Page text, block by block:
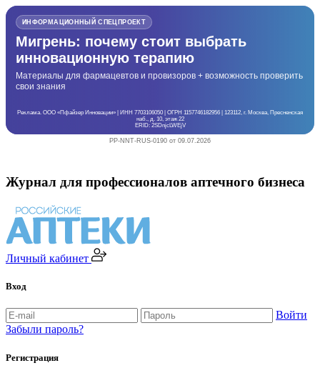
ИНФОРМАЦИОННЫЙ СПЕЦПРОЕКТ
Мигрень: почему стоит выбрать
инновационную терапию
Материалы для фармацевтов и провизоров + возможность проверить
свои знания
Реклама. ООО «Пфайзер Инновации» | ИНН 7703106050 | ОГРН 1157746182956 | 123112, г. Москва, Пресненская
наб., д. 10, этаж 22
ERID: 2SDnjcLWEjV
PP-NNT-RUS-0190 от 09.07.2026
Журнал для профессионалов аптечного бизнеса
Личный кабинет
Вход
Войти
Забыли пароль?
Регистрация